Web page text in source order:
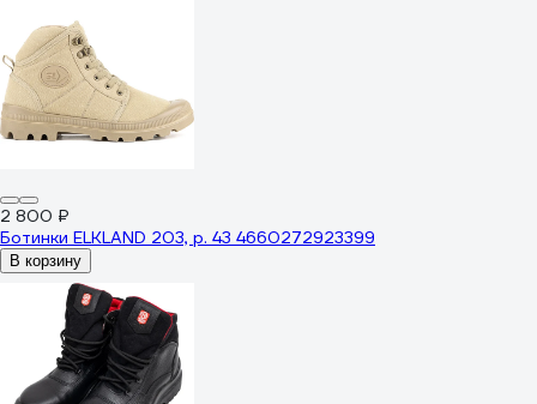
2 800 ₽
Ботинки ELKLAND 203, р. 43 4660272923399
В корзину